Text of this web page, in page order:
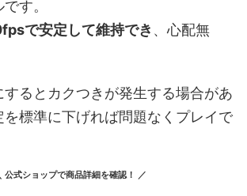
す。
で安定して維持でき 、心配無
るとカクつきが発生する場合があ
を標準に下げれば問題なくプレイで
公式ショップで商品詳細を確認！ ／